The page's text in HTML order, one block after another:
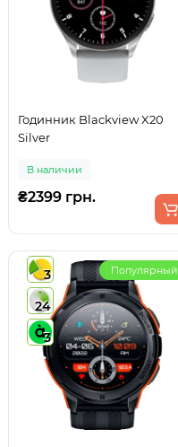
Годинник Blackview X20
Silver
В наличии
₴2399 грн.
3
24
3
Популярный